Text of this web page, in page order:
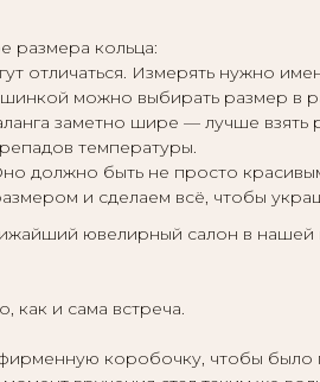
размера кольца:
отличаться. Измерять нужно
можно выбирать размер
заметно шире — лучше
температуры.
должно быть не просто
и сделаем всё, чтобы
ювелирный салон в
как и сама встреча.
коробочку, чтобы было